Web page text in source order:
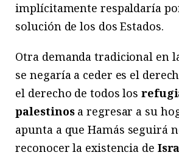
implícitamente respaldaría
solución de los dos Estados.
Otra demanda tradicional en
se negaría a ceder es el
el derecho de todos los
palestinosa regresar a su
apunta a que Hamás seguirá
reconocer la existencia de